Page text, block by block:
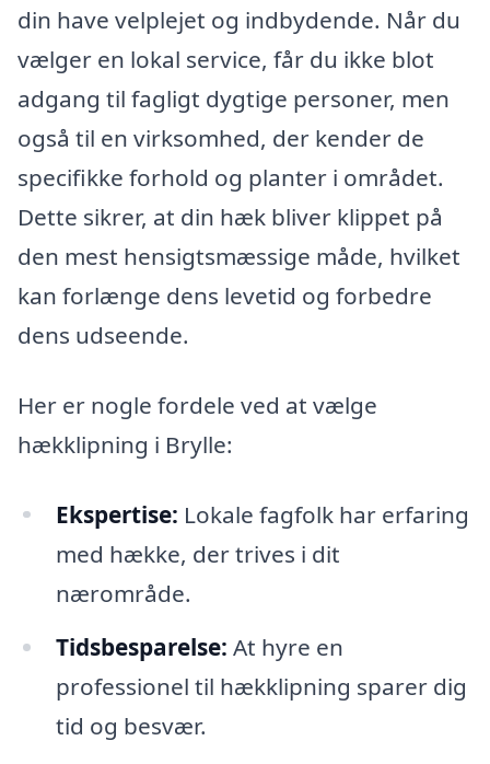
din have velplejet og indbydende. Når du
vælger en lokal service, får du ikke blot
adgang til fagligt dygtige personer, men
også til en virksomhed, der kender de
specifikke forhold og planter i området.
Dette sikrer, at din hæk bliver klippet på
den mest hensigtsmæssige måde, hvilket
kan forlænge dens levetid og forbedre
dens udseende.
Her er nogle fordele ved at vælge
hækklipning i Brylle:
Ekspertise: Lokale fagfolk har erfaring
med hække, der trives i dit
nærområde.
Tidsbesparelse: At hyre en
professionel til hækklipning sparer dig
tid og besvær.